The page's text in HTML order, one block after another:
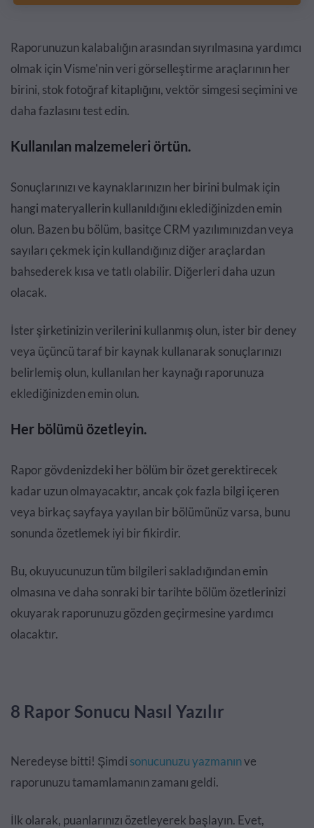
Raporunuzun kalabalığın arasından sıyrılmasına yardımcı
olmak için Visme'nin veri görselleştirme araçlarının her
birini, stok fotoğraf kitaplığını, vektör simgesi seçimini ve
daha fazlasını test edin.
Kullanılan malzemeleri örtün.
Sonuçlarınızı ve kaynaklarınızın her birini bulmak için
hangi materyallerin kullanıldığını eklediğinizden emin
olun. Bazen bu bölüm, basitçe CRM yazılımınızdan veya
sayıları çekmek için kullandığınız diğer araçlardan
bahsederek kısa ve tatlı olabilir. Diğerleri daha uzun
olacak.
İster şirketinizin verilerini kullanmış olun, ister bir deney
veya üçüncü taraf bir kaynak kullanarak sonuçlarınızı
belirlemiş olun, kullanılan her kaynağı raporunuza
eklediğinizden emin olun.
Her bölümü özetleyin.
Rapor gövdenizdeki her bölüm bir özet gerektirecek
kadar uzun olmayacaktır, ancak çok fazla bilgi içeren
veya birkaç sayfaya yayılan bir bölümünüz varsa, bunu
sonunda özetlemek iyi bir fikirdir.
Bu, okuyucunuzun tüm bilgileri sakladığından emin
olmasına ve daha sonraki bir tarihte bölüm özetlerinizi
okuyarak raporunuzu gözden geçirmesine yardımcı
olacaktır.
8 Rapor Sonucu Nasıl Yazılır
Neredeyse bitti! Şimdi sonucunuzu yazmanınve
raporunuzu tamamlamanın zamanı geldi.
İlk olarak, puanlarınızı özetleyerek başlayın. Evet,